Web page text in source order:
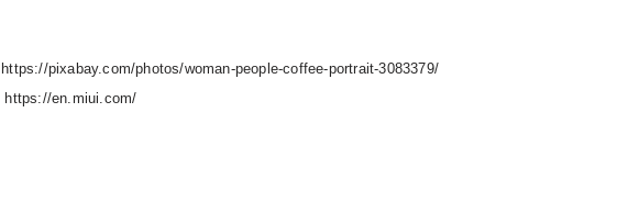
https://pixabay.com/photos/woman-people-coffee-portrait-3083379/
https://en.miui.com/